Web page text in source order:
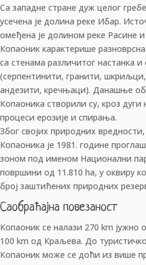
Са западне стране дуж целог
усечена је долина реке Ибар.
омеђена је долином реке Расине
Копаоник карактерише
са стенама различитог настанка и
(серпентинити, гранити,
андезити, кречњаци). Данашње
Копаоника створили су, кроз дуги
процеси ерозије и спирања.
Због својих природних
Копаоника је 1981. године
зоном под именом Национални
површини од 11.810 ha, у оквиру
број заштићених природних
Саобраћајна повезаност
Копаоник се налази 270 km јужно
100 km од Краљева. До
Копаоник може се доћи из више